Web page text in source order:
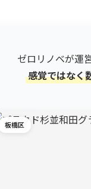
ゼロリノベが運
感覚ではなく
板橋区